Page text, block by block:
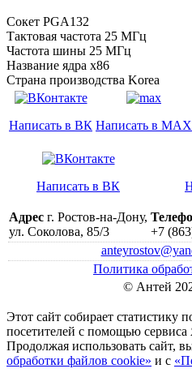
Сокет PGA132
Тактовая частота 25 МГц
Частота шины 25 МГц
Название ядра х86
Страна производства Korea
Написать в ВК Написать в MAX
Написать в ВК
Адрес г. Ростов-на-Дону,
ул. Соколова, 85/3
+7
Политика
© Антей
Этот сайт собирает статистику
посетителей c помощью
Продолжая использовать сайт,
обработки файлов cookie» и с